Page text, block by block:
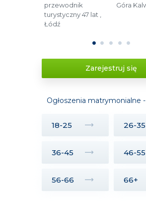
przewodnik
turystyczny 47 lat ,
Łódź
Góra
1 2 3 4 5
Zarejestruj się
Ogłoszenia matrymonialne
18-25 26-35
36-45 46-55
56-66 66+